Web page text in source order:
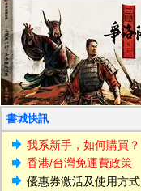
書城快訊
我系新手，如何購買？
香港/台灣免運費政策
優惠券激活及使用方式